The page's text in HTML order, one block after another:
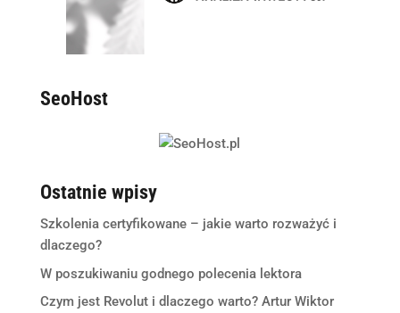
SeoHost
Ostatnie wpisy
Szkolenia certyfikowane – jakie warto rozważyć i
dlaczego?
W poszukiwaniu godnego polecenia lektora
Czym jest Revolut i dlaczego warto? Artur Wiktor